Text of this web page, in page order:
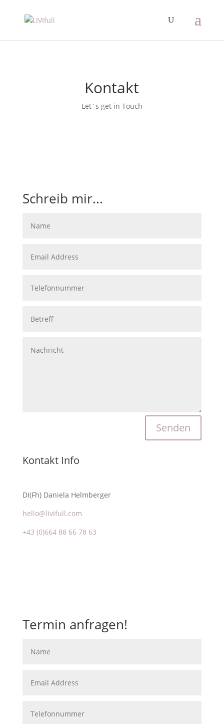
Kontakt
Let´s get in Touch
Schreib mir...
Senden
Kontakt Info
DI(Fh) Daniela Helmberger
hello@livifull.com
+43 (0)664 88 66 78 63
Termin anfragen!